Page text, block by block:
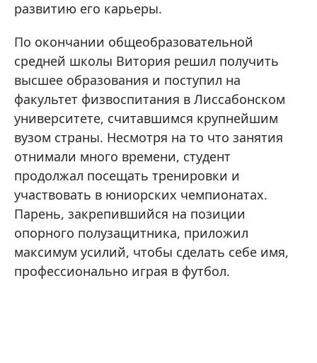
развитию его карьеры.
По окончании общеобразовательной
средней школы Витория решил получить
высшее образования и поступил на
факультет физвоспитания в Лиссабонском
университете, считавшимся крупнейшим
вузом страны. Несмотря на то что занятия
отнимали много времени, студент
продолжал посещать тренировки и
участвовать в юниорских чемпионатах.
Парень, закрепившийся на позиции
опорного полузащитника, приложил
максимум усилий, чтобы сделать себе имя,
профессионально играя в футбол.